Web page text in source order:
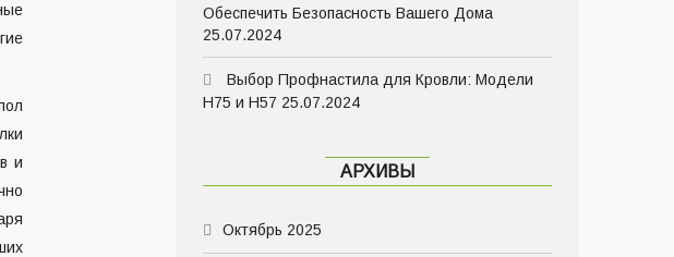
и
Обеспечить Безопасность Вашего Дома
25.07.2024
Выбор Профнастила для Кровли: Модели
Н75 и Н57 25.07.2024
АРХИВЫ
Октябрь 2025